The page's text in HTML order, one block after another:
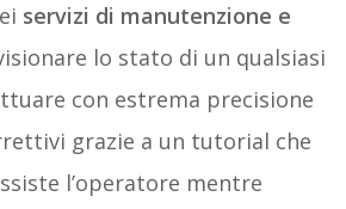
servizi di manutenzione e
lo stato di un qualsiasi
con estrema precisione
grazie a un tutorial che
l’operatore mentre